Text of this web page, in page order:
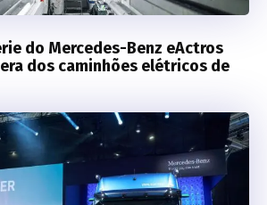
do Mercedes-Benz eActros
dos caminhões elétricos de